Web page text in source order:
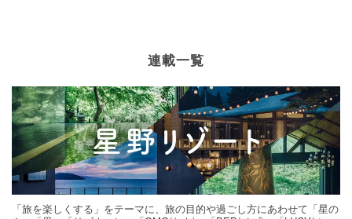
連載一覧
「旅を楽しくする」をテーマに、旅の目的や過ごし方にあわせて「星の